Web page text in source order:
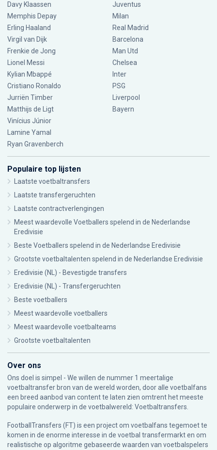
Davy Klaassen
Memphis Depay
Erling Haaland
Virgil van Dijk
Frenkie de Jong
Lionel Messi
Kylian Mbappé
Cristiano Ronaldo
Jurriën Timber
Matthijs de Ligt
Vinícius Júnior
Lamine Yamal
Ryan Gravenberch
Juventus
Milan
Real Madrid
Barcelona
Man Utd
Chelsea
Inter
PSG
Liverpool
Bayern
Populaire top lijsten
Laatste voetbaltransfers
Laatste transfergeruchten
Laatste contractverlengingen
Meest waardevolle Voetballers spelend in de Nederlandse
Eredivisie
Beste Voetballers spelend in de Nederlandse Eredivisie
Grootste voetbaltalenten spelend in de Nederlandse Eredivisie
Eredivisie (NL) - Bevestigde transfers
Eredivisie (NL) - Transfergeruchten
Beste voetballers
Meest waardevolle voetballers
Meest waardevolle voetbalteams
Grootste voetbaltalenten
Over ons
Ons doel is simpel - We willen de nummer 1 meertalige
voetbaltransfer bron van de wereld worden, door alle voetbalfans
een breed aanbod van content te laten zien omtrent het meeste
populaire onderwerp in de voetbalwereld: Voetbaltransfers.
FootballTransfers (FT) is een project om voetbalfans tegemoet te
komen in de enorme interesse in de voetbal transfermarkt en om
realistische op algoritme gebaseerde waarden van voetbalspelers